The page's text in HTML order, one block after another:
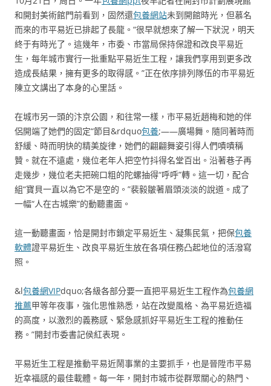
和開封美術館門前看到，固然還包養網站未到開館時光，但慕名
而來的市平易近已排起了長龍。“很早就想來了解一下狀況，明天
終于有時光了。這幾年，市委、市當局保持保證和改良平易近
生，每年城市實行一批重點平易近生工程，讓我們享用到更多改
造成長結果，擁有更多的取得感。”正在依序排列隊伍的市平易近
陳立文講出了本身的心里話。
在城市另一頭的汴京公園，和往常一樣，市平易近趙梅和她的伴
侶開端了她們的固定“節目&rdquo包養;——廣場舞。隨同著時而
舒緩、時而明快的精美旋律，她們的翩翩舞姿引得人們嘖嘖稱
贊。就在不遠處，幾位老年人把空竹抖得名堂百出。沿著巷子再
走幾步，幾位老夫把碗口粗的陀螺抽得“呼呼”轉。這一切，配合
組“寶貝一直以為它不是空的。”裴毅皺著眉頭淡淡的說道。成了
一幅“人在古城樂”的動聽畫面。
這一動聽畫面，恰是開封市鎖定平易近生、凝集民氣，把保包養
軟體證平易近生、改良平易近生放在各項任務凸起地位的活潑寫
照。
&l包養網VIPdquo;各級各部分要一直把平易近生工程作為包養網
推薦甲等年夜事，強化思惟熟悉，站在改變風格、為平易近造福
的高度，以激烈的義務感、緊急感抓好平易近生工程的推動任
務。”開封市委書記侯紅表現。
平易近生工程是推動平易近鬧事業的主要抓手，也是晉陞市平易
近幸福感的最佳載體。每一年，開封市城市從群眾關心的熱門、